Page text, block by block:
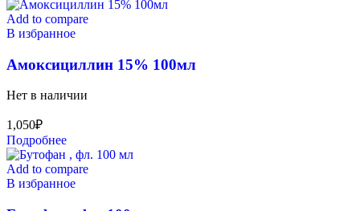
Add to compare
В избранное
Амоксициллин 15% 100мл
Нет в наличии
1,050₽
Подробнее
Add to compare
В избранное